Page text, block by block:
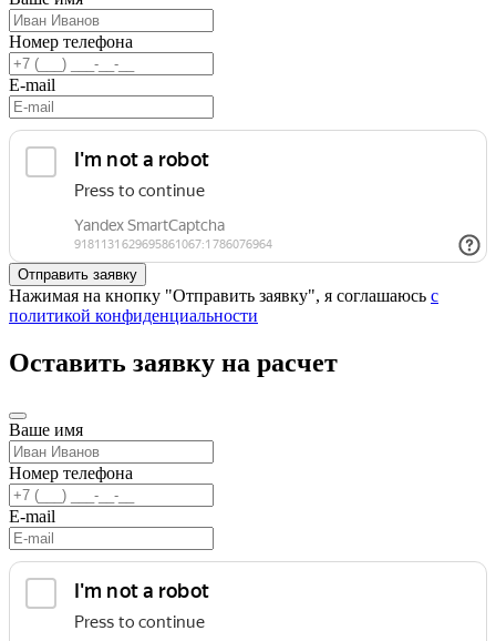
Номер телефона
E-mail
Нажимая на кнопку "Отправить заявку", я соглашаюсь с
политикой конфиденциальности
Оставить заявку на расчет
Ваше имя
Номер телефона
E-mail